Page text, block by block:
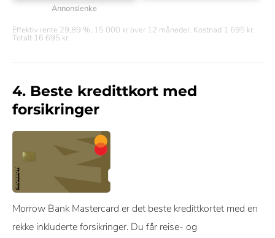
Annonslenke
Effektiv rente 29,89 %, 15 000 kr over 12 måneder. Kostnad 1 695 kr.
Totalt 16 695 kr.
4. Beste kredittkort med
forsikringer
Morrow Bank Mastercard er det beste kredittkortet med en
rekke inkluderte forsikringer. Du får reise- og